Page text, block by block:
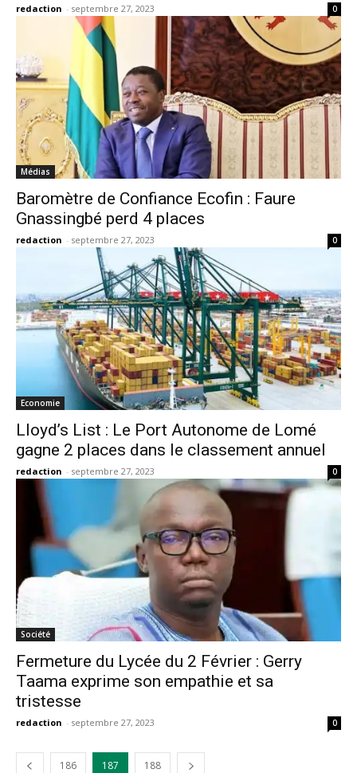
redaction - septembre 27, 2023 0
Médias
Baromètre de Confiance Ecofin : Faure
Gnassingbé perd 4 places
redaction - septembre 27, 2023 0
Economie
Lloyd’s List : Le Port Autonome de Lomé
gagne 2 places dans le classement annuel
redaction - septembre 27, 2023 0
Société
Fermeture du Lycée du 2 Février : Gerry
Taama exprime son empathie et sa
tristesse
redaction - septembre 27, 2023 0
186 187 188